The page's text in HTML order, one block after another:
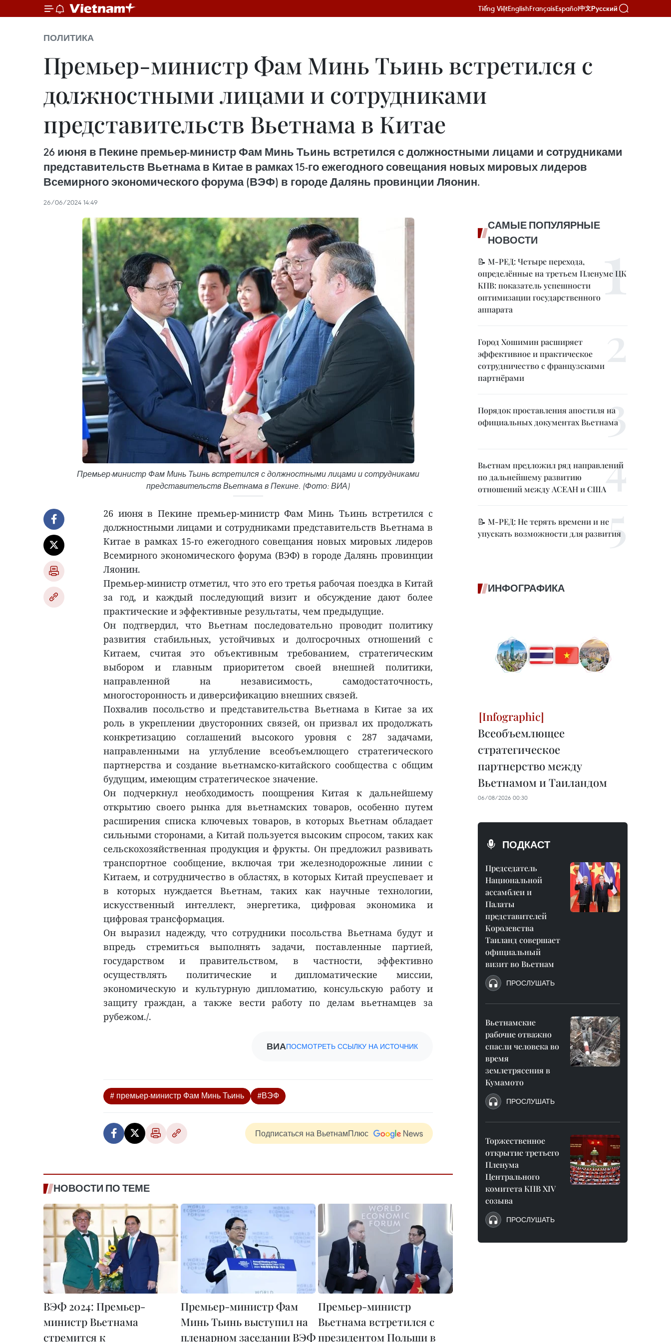
Tiếng ViệtEnglishFrançaisEspañol中文Русский
ПОЛИТИКА
Премьер-министр Фам Минь Тьинь встретился с
должностными лицами и сотрудниками
представительств Вьетнама в Китае
26 июня в Пекине премьер-министр Фам Минь Тьинь встретился с должностными лицами и сотрудниками
представительств Вьетнама в Китае в рамках 15-го ежегодного совещания новых мировых лидеров
Всемирного экономического форума (ВЭФ) в городе Далянь провинции Ляонин.
26/06/2024 14:49
Премьер-министр Фам Минь Тьинь встретился с должностными лицами и сотрудниками
представительств Вьетнама в Пекине. (Фото: ВИА)
26 июня в Пекине премьер-министр Фам Минь Тьинь встретился с
должностными лицами и сотрудниками представительств Вьетнама в
Китае в рамках 15-го ежегодного совещания новых мировых лидеров
Всемирного экономического форума (ВЭФ) в городе Далянь провинции
Ляонин.
Премьер-министр отметил, что это его третья рабочая поездка в Китай
за год, и каждый последующий визит и обсуждение дают более
практические и эффективные результаты, чем предыдущие.
Он подтвердил, что Вьетнам последовательно проводит политику
развития стабильных, устойчивых и долгосрочных отношений с
Китаем, считая это объективным требованием, стратегическим
выбором и главным приоритетом своей внешней политики,
направленной на независимость, самодостаточность,
многосторонность и диверсификацию внешних связей.
Похвалив посольство и представительства Вьетнама в Китае за их
роль в укреплении двусторонних связей, он призвал их продолжать
конкретизацию соглашений высокого уровня с 287 задачами,
направленными на углубление всеобъемлющего стратегического
партнерства и создание вьетнамско-китайского сообщества с общим
будущим, имеющим стратегическое значение.
Он подчеркнул необходимость поощрения Китая к дальнейшему
открытию своего рынка для вьетнамских товаров, особенно путем
расширения списка ключевых товаров, в которых Вьетнам обладает
сильными сторонами, а Китай пользуется высоким спросом, таких как
сельскохозяйственная продукция и фрукты. Он предложил развивать
транспортное сообщение, включая три железнодорожные линии с
Китаем, и сотрудничество в областях, в которых Китай преуспевает и
в которых нуждается Вьетнам, таких как научные технологии,
искусственный интеллект, энергетика, цифровая экономика и
цифровая трансформация.
Он выразил надежду, что сотрудники посольства Вьетнама будут и
впредь стремиться выполнять задачи, поставленные партией,
государством и правительством, в частности, эффективно
осуществлять политические и дипломатические миссии,
экономическую и культурную дипломатию, консульскую работу и
защиту граждан, а также вести работу по делам вьетнамцев за
рубежом./.
ВИАПОСМОТРЕТЬ ССЫЛКУ НА ИСТОЧНИК
# премьер-министр Фам Минь Тьинь #ВЭФ
Подписаться на ВьетнамПлюс
НОВОСТИ ПО ТЕМЕ
ВЭФ 2024: Премьер-
министр Вьетнама
стремится к
Премьер-министр Фам
Минь Тьинь выступил на
пленарном заседании ВЭФ
Премьер-министр
Вьетнама встретился с
президентом Польши в
САМЫЕ ПОПУЛЯРНЫЕ
НОВОСТИ
📝 М-РЕД: Четыре перехода,
определённые на третьем Пленуме ЦК
КПВ: показатель успешности
оптимизации государственного
аппарата
Город Хошимин расширяет
эффективное и практическое
сотрудничество с французскими
партнёрами
Порядок проставления апостиля на
официальных документах Вьетнама
Вьетнам предложил ряд направлений
по дальнейшему развитию
отношений между АСЕАН и США
📝 М-РЕД: Не терять времени и не
упускать возможности для развития
ИНФОГРАФИКА
Всеобъемлющее
стратегическое
партнерство между
Вьетнамом и Таиландом
06/08/2026 00:30
ПОДКАСТ
Председатель
Национальной
ассамблеи и
Палаты
представителей
Королевства
Таиланд совершает
официальный
визит во Вьетнам
ПРОСЛУШАТЬ
Вьетнамские
рабочие отважно
спасли человека во
время
землетрясения в
Кумамото
ПРОСЛУШАТЬ
Торжественное
открытие третьего
Пленума
Центрального
комитета КПВ XIV
созыва
ПРОСЛУШАТЬ